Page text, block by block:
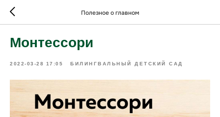
Полезное о главном
Монтессори
2022-03-28 17:05 БИЛИНГВАЛЬНЫЙ ДЕТСКИЙ САД